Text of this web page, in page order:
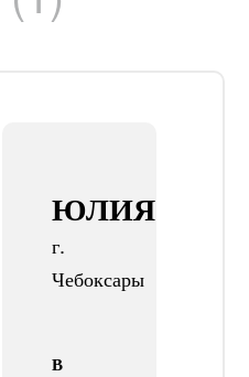
ЮЛИЯ
г.
Чебоксары
В